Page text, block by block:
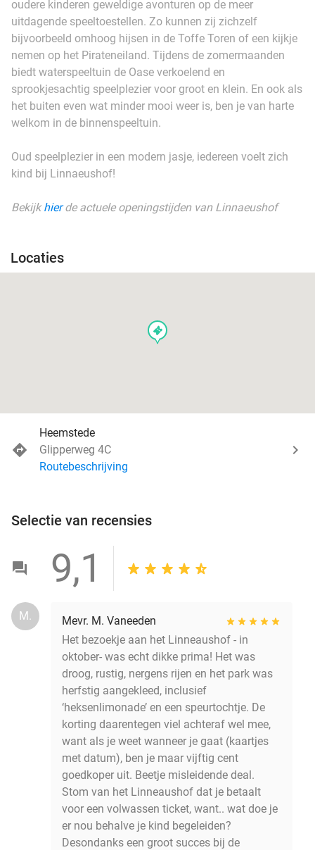
oudere kinderen geweldige avonturen op de meer
uitdagende speeltoestellen. Zo kunnen zij zichzelf
bijvoorbeeld omhoog hijsen in de Toffe Toren of een kijkje
nemen op het Pirateneiland. Tijdens de zomermaanden
biedt waterspeeltuin de Oase verkoelend en
sprookjesachtig speelplezier voor groot en klein. En ook als
het buiten even wat minder mooi weer is, ben je van harte
welkom in de binnenspeeltuin.
Oud speelplezier in een modern jasje, iedereen voelt zich
kind bij Linnaeushof!
Bekijkhierde actuele openingstijden van Linnaeushof
Locaties
events
Heemstede
Glipperweg 4C
Routebeschrijving
Selectie van recensies
9,1
M.
Mevr. M. Vaneeden
Het bezoekje aan het Linneaushof - in
oktober- was echt dikke prima! Het was
droog, rustig, nergens rijen en het park was
herfstig aangekleed, inclusief
‘heksenlimonade’ en een speurtochtje. De
korting daarentegen viel achteraf wel mee,
want als je weet wanneer je gaat (kaartjes
met datum), ben je maar vijftig cent
goedkoper uit. Beetje misleidende deal.
Stom van het Linneaushof dat je betaalt
voor een volwassen ticket, want.. wat doe je
er nou behalve je kind begeleiden?
Desondanks een groot succes bij de